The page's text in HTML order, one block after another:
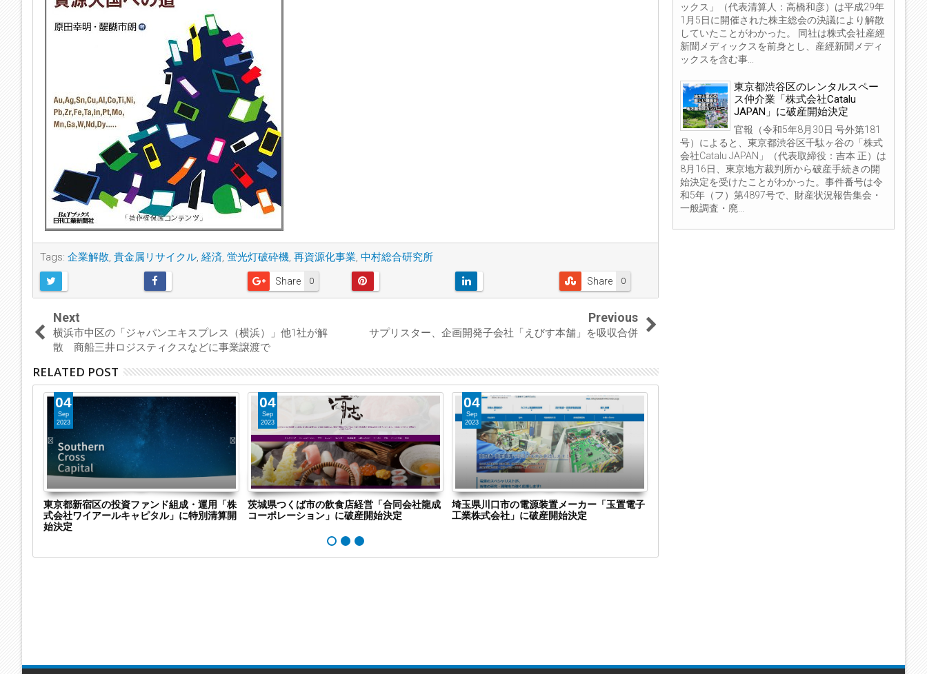
Tags: 企業解散, 貴金属リサイクル, 経済, 蛍光灯破砕機, 再資源化事業, 中村総合研究所
0
Share 0
Share
Next
横浜市中区の「ジャパンエキスプレス（横浜）」他1社が解
散 商船三井ロジスティクスなどに事業譲渡で
Previous
サプリスター、企画開発子会社「えびす本舗」を吸収合併
RELATED POST
04
Sep
2023
東京都新宿区の投資ファンド組成・運用「株
式会社ワイアールキャピタル」に特別清算開
始決定
04
Sep
2023
茨城県つくば市の飲食店経営「合同会社龍成
コーポレーション」に破産開始決定
04
Sep
2023
埼玉県川口市の電源装置メーカー「玉置電子
工業株式会社」に破産開始決定
ックス」（代表清算人：高橋和彦）は平成29年
1月5日に開催された株主総会の決議により解散
していたことがわかった。 同社は株式会社産經
新聞メディックスを前身とし、産經新聞メディ
ックスを含む事...
東京都渋谷区のレンタルスペー
ス仲介業「株式会社Catalu
JAPAN」に破産開始決定
官報（令和5年8月30日 号外第181
号）によると、東京都渋谷区千駄ヶ谷の「株式
会社Catalu JAPAN」（代表取締役：吉本 正）は
8月16日、東京地方裁判所から破産手続きの開
始決定を受けたことがわかった。事件番号は令
和5年（フ）第4897号で、財産状況報告集会・
一般調査・廃...